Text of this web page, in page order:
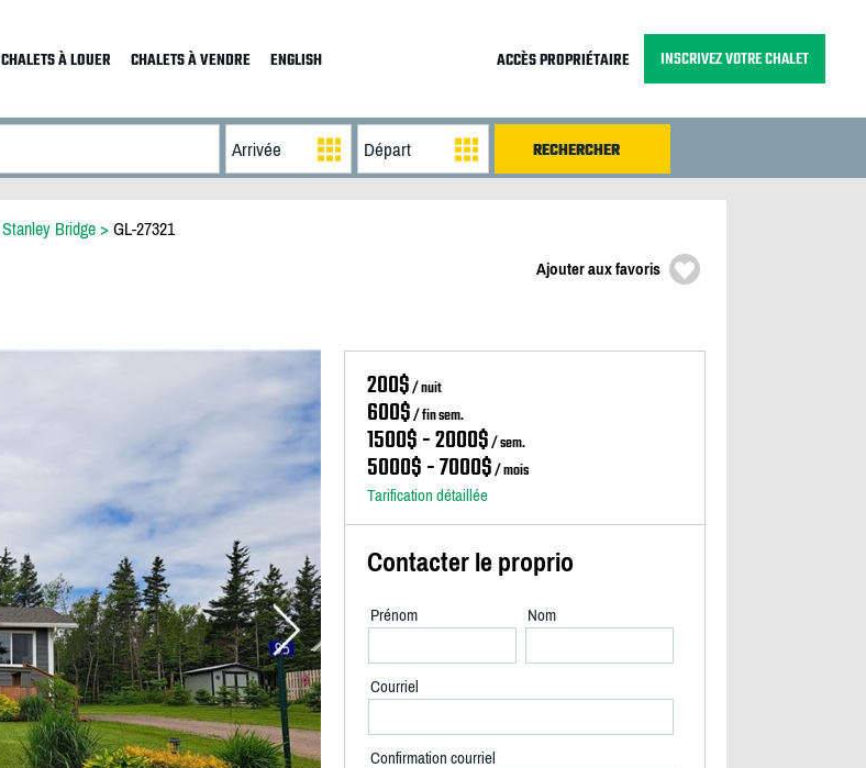
CHALETS À LOUER CHALETS À VENDRE ENGLISH ACCÈS PROPRIÉTAIRE INSCRIVEZ VOTRE CHALET
Stanley Bridge> GL-27321
Ajouter aux favoris
200$/ nuit
600$/ fin sem.
1500$ - 2000$/ sem.
5000$ - 7000$/ mois
Tarification détaillée
Contacter le proprio
Prénom Nom
Courriel
Confirmation courriel